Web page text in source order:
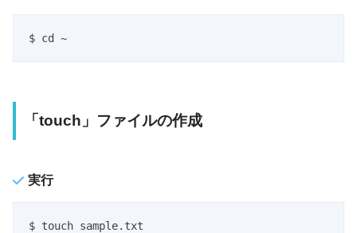
$ cd ~
「touch」ファイルの作成
実行
$ touch sample.txt